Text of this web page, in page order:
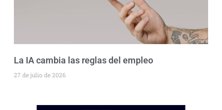
La IA cambia las reglas del empleo
27 de julio de 2026